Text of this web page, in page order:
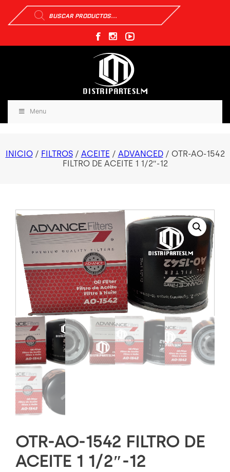
Búsqueda
de
productos
Menu
INICIO/ FILTROS/ ACEITE/ ADVANCED/ OTR-AO-1542
FILTRO DE ACEITE 1 1/2″-12
OTR-AO-1542 FILTRO DE
ACEITE 1 1/2″-12